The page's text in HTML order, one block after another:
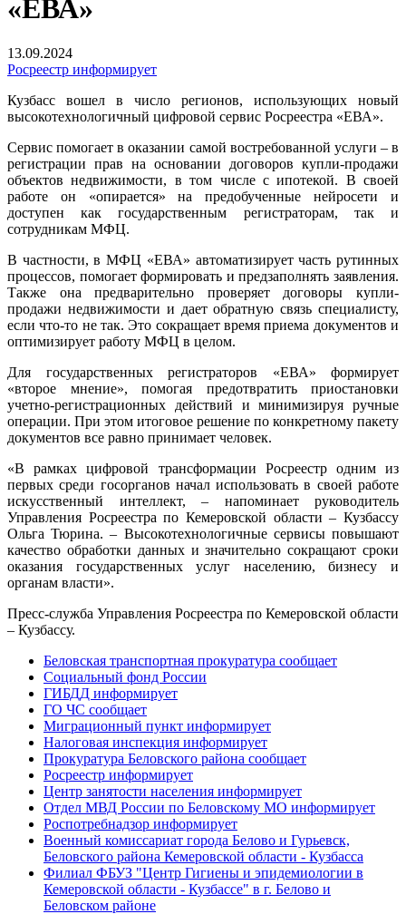
«ЕВА»
13.09.2024
Росреестр информирует
Кузбасс вошел в число регионов, использующих новый
высокотехнологичный цифровой сервис Росреестра «ЕВА».
Сервис помогает в оказании самой востребованной услуги – в
регистрации прав на основании договоров купли-продажи
объектов недвижимости, в том числе с ипотекой. В своей
работе он «опирается» на предобученные нейросети и
доступен как государственным регистраторам, так и
сотрудникам МФЦ.
В частности, в МФЦ «ЕВА» автоматизирует часть рутинных
процессов, помогает формировать и предзаполнять заявления.
Также она предварительно проверяет договоры купли-
продажи недвижимости и дает обратную связь специалисту,
если что-то не так. Это сокращает время приема документов и
оптимизирует работу МФЦ в целом.
Для государственных регистраторов «ЕВА» формирует
«второе мнение», помогая предотвратить приостановки
учетно-регистрационных действий и минимизируя ручные
операции. При этом итоговое решение по конкретному пакету
документов все равно принимает человек.
«В рамках цифровой трансформации Росреестр одним из
первых среди госорганов начал использовать в своей работе
искусственный интеллект, – напоминает руководитель
Управления Росреестра по Кемеровской области – Кузбассу
Ольга Тюрина. – Высокотехнологичные сервисы повышают
качество обработки данных и значительно сокращают сроки
оказания государственных услуг населению, бизнесу и
органам власти».
Пресс-служба Управления Росреестра по Кемеровской области
– Кузбассу.
Беловская транспортная прокуратура сообщает
Социальный фонд России
ГИБДД информирует
ГО ЧС сообщает
Миграционный пункт информирует
Налоговая инспекция информирует
Прокуратура Беловского района сообщает
Росреестр информирует
Центр занятости населения информирует
Отдел МВД России по Беловскому МО информирует
Роспотребнадзор информирует
Военный комиссариат города Белово и Гурьевск,
Беловского района Кемеровской области - Кузбасса
Филиал ФБУЗ "Центр Гигиены и эпидемиологии в
Кемеровской области - Кузбассе" в г. Белово и
Беловском районе